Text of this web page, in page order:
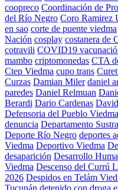
coopreco Coordinación de
del Río Negro Coro Ramirez
en sao corte de puente viedma
Nación cosplay costanera de
cotravili COVID19
mambo criptomonedas CTA
Ctep Viedma cupo trans
Curzas Damian Miler daniel
paredes Daniel Relmuan
Berardi Dario Cardenas
Defensoria del Pueblo Viedma
denuncia Departamento
Deporte Río Negro deportes
Viedma Deportivo Viedma
desaparición Desarrollo
Viedma Descenso del Currú
2026 Despidos en Telám
Tucunán detenido con droga